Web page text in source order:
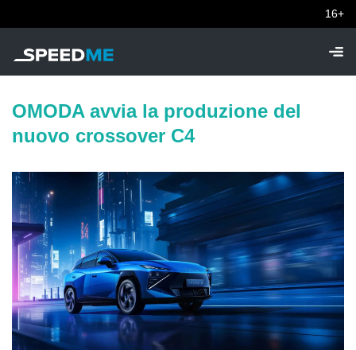
16+
OMODA avvia la produzione del
nuovo crossover C4